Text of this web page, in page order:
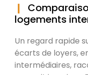
logements
Un regard rapide
écarts de loyers,
intermédiaires,